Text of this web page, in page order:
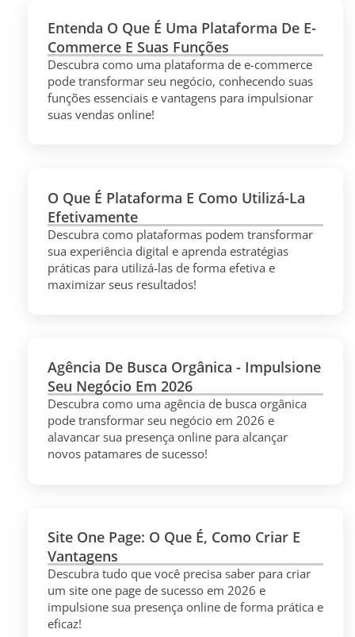
Entenda O Que É Uma Plataforma De E-
Commerce E Suas Funções
Descubra como uma plataforma de e-commerce
pode transformar seu negócio, conhecendo suas
funções essenciais e vantagens para impulsionar
suas vendas online!
O Que É Plataforma E Como Utilizá-La
Efetivamente
Descubra como plataformas podem transformar
sua experiência digital e aprenda estratégias
práticas para utilizá-las de forma efetiva e
maximizar seus resultados!
Agência De Busca Orgânica - Impulsione
Seu Negócio Em 2026
Descubra como uma agência de busca orgânica
pode transformar seu negócio em 2026 e
alavancar sua presença online para alcançar
novos patamares de sucesso!
Site One Page: O Que É, Como Criar E
Vantagens
Descubra tudo que você precisa saber para criar
um site one page de sucesso em 2026 e
impulsione sua presença online de forma prática e
eficaz!